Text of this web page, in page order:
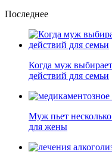
Последнее
Когда муж
действий для семьи
Муж пьет
для жены